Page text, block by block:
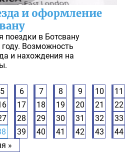
и оформление
поездки в Ботсвану
Возможность
и нахождения на
5 6 7 8 9 10
11
17 18 19 20 21
22
28 29 30 31 32
33
39 40 41 42 43
44
»